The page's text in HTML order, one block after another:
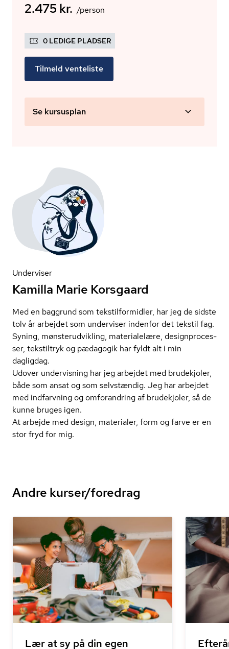
2.475 kr. /person
0 LEDIGE PLADSER
Tilmeld venteliste
Se kursusplan
Underviser
Kamilla Marie Korsgaard
Med en baggrund som tekstil­for­mid­ler, har jeg de sidste
tolv år arbejdet som underviser indenfor det tekstil fag.
Syning, møn­ster­ud­vik­ling, materialelære, de­sign­pro­ces­
ser, tekstiltryk og pædagogik har fyldt alt i min
dagligdag.
Udover undervisning har jeg arbejdet med brudekjoler,
både som ansat og som selvstændig. Jeg har arbejdet
med indfarvning og omforandring af brudekjoler, så de
kunne bruges igen.
At arbejde med design, materialer, form og farve er en
stor fryd for mig.
Andre kurser/foredrag
Lær at sy på din egen